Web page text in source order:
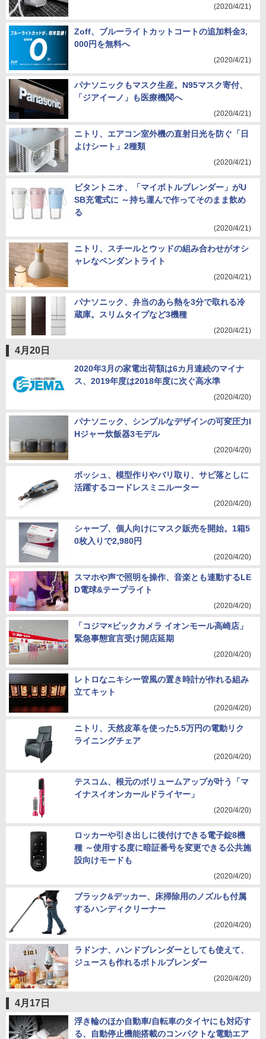
(2020/4/21)
Zoff、ブルーライトカットコートの追加料金3,
000円を無料へ
(2020/4/21)
パナソニックもマスク生産。N95マスク寄付、
「ジアイーノ」も医療機関へ
(2020/4/21)
ニトリ、エアコン室外機の直射日光を防ぐ「日
よけシート」2種類
(2020/4/21)
ビタントニオ、「マイボトルブレンダー」がU
SB充電式に ～持ち運んで作ってそのまま飲め
る
(2020/4/21)
ニトリ、スチールとウッドの組み合わせがオシ
ャレなペンダントライト
(2020/4/21)
パナソニック、弁当のあら熱を3分で取れる冷
蔵庫。スリムタイプなど3機種
(2020/4/21)
4月20日
2020年3月の家電出荷額は6カ月連続のマイナ
ス、2019年度は2018年度に次ぐ高水準
(2020/4/20)
パナソニック、シンプルなデザインの可変圧力I
Hジャー炊飯器3モデル
(2020/4/20)
ボッシュ、模型作りやバリ取り、サビ落としに
活躍するコードレスミニルーター
(2020/4/20)
シャープ、個人向けにマスク販売を開始。1箱5
0枚入りで2,980円
(2020/4/20)
スマホや声で照明を操作、音楽とも連動するLE
D電球&テープライト
(2020/4/20)
「コジマ×ビックカメラ イオンモール高崎店」
緊急事態宣言受け開店延期
(2020/4/20)
レトロなニキシー管風の置き時計が作れる組み
立てキット
(2020/4/20)
ニトリ、天然皮革を使った5.5万円の電動リク
ライニングチェア
(2020/4/20)
テスコム、根元のボリュームアップが叶う「マ
イナスイオンカールドライヤー」
(2020/4/20)
ロッカーや引き出しに後付けできる電子錠8機
種 ～使用する度に暗証番号を変更できる公共施
設向けモードも
(2020/4/20)
ブラック&デッカー、床掃除用のノズルも付属
するハンディクリーナー
(2020/4/20)
ラドンナ、ハンドブレンダーとしても使えて、
ジュースも作れるボトルブレンダー
(2020/4/20)
4月17日
浮き輪のほか自動車/自転車のタイヤにも対応す
る、自動停止機能搭載のコンパクトな電動エア